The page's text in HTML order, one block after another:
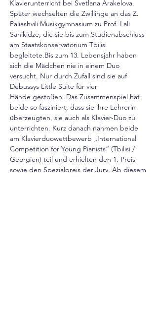
Klavierunterricht bei Svetlana Arakelova.
Später wechselten die Zwillinge an das Z.
Paliashvili Musikgymnasium zu Prof. Lali
Sanikidze, die sie bis zum Studienabschluss
am Staatskonservatorium Tbilisi
begleitete.Bis zum 13. Lebensjahr haben
sich die Mädchen nie in einem Duo
versucht. Nur durch Zufall sind sie auf
Debussys Little Suite für vier
Hände gestoßen. Das Zusammenspiel hat
beide so fasziniert, dass sie ihre Lehrerin
überzeugten, sie auch als Klavier-Duo zu
unterrichten. Kurz danach nahmen beide
am Klavierduowettbewerb „International
Competition for Young Pianists“ (Tbilisi /
Georgien) teil und erhielten den 1. Preis
sowie den Spezialpreis der Jury. Ab diesem